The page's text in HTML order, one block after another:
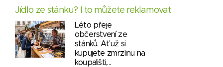
Jídlo ze stánku? I to můžete reklamovat
Léto přeje
občerstvení ze
stánků. Ať už si
kupujete zmrzlinu na
koupališti,…